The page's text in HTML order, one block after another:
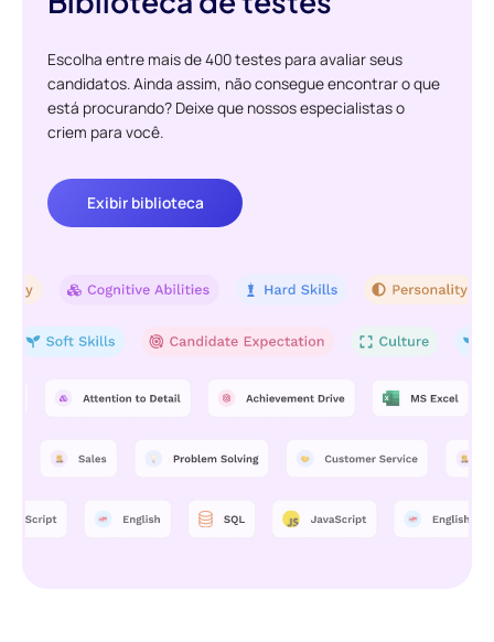
Escolha entre mais de 400 testes para avaliar seus
candidatos. Ainda assim, não consegue encontrar o que
está procurando? Deixe que nossos especialistas o
criem para você.
Exibir biblioteca